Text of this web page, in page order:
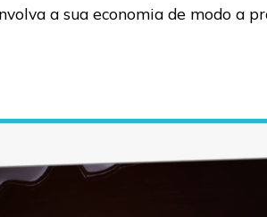
a sua economia de modo a